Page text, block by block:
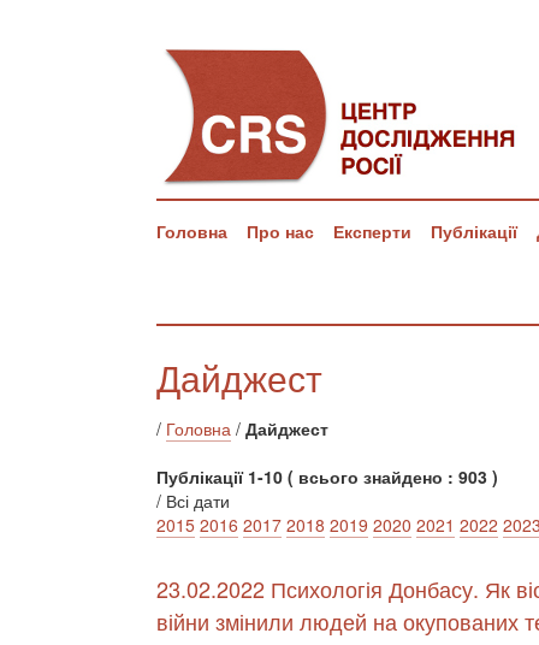
Головна Про нас Експерти Публікації
Дайджест
/ Головна / Дайджест
Публікації 1-10 ( всього знайдено : 903 )
/ Всі дати
2015 2016 2017 2018 2019 2020 2021 2022
23.02.2022 Психологія Донбасу. Як
війни змінили людей на окупованих